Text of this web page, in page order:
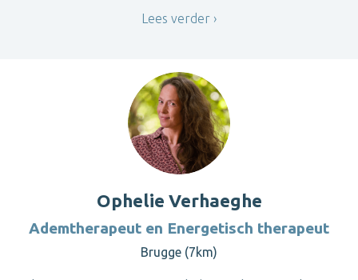
Lees verder
Ophelie Verhaeghe
Ademtherapeut en Energetisch therapeut
Brugge (7km)